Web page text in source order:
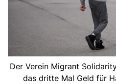
Der Verein Migrant
das dritte Mal Geld für